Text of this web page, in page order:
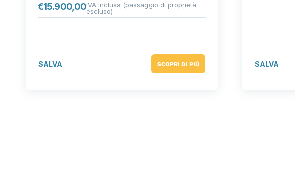
€15.900,00IVA inclusa (passaggio di proprietà
escluso)
SALVA SCOPRI DI PIÙ SALVA